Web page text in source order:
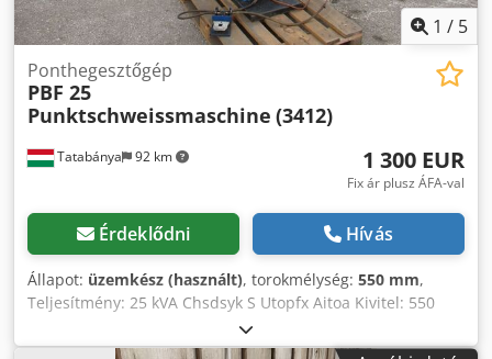
1 / 5
Tatabánya 92 km
Ponthegesztőgép
PBF 25
Punktschweissmaschine (3412)
1 300 EUR
Fix ár plusz ÁFA-val
Érdeklődni Hívás
Állapot: üzemkész (használt), torokmélység: 550 mm,
Teljesítmény: 25 kVA Chsdsyk S Utopfx Aitoa Kivitel: 550